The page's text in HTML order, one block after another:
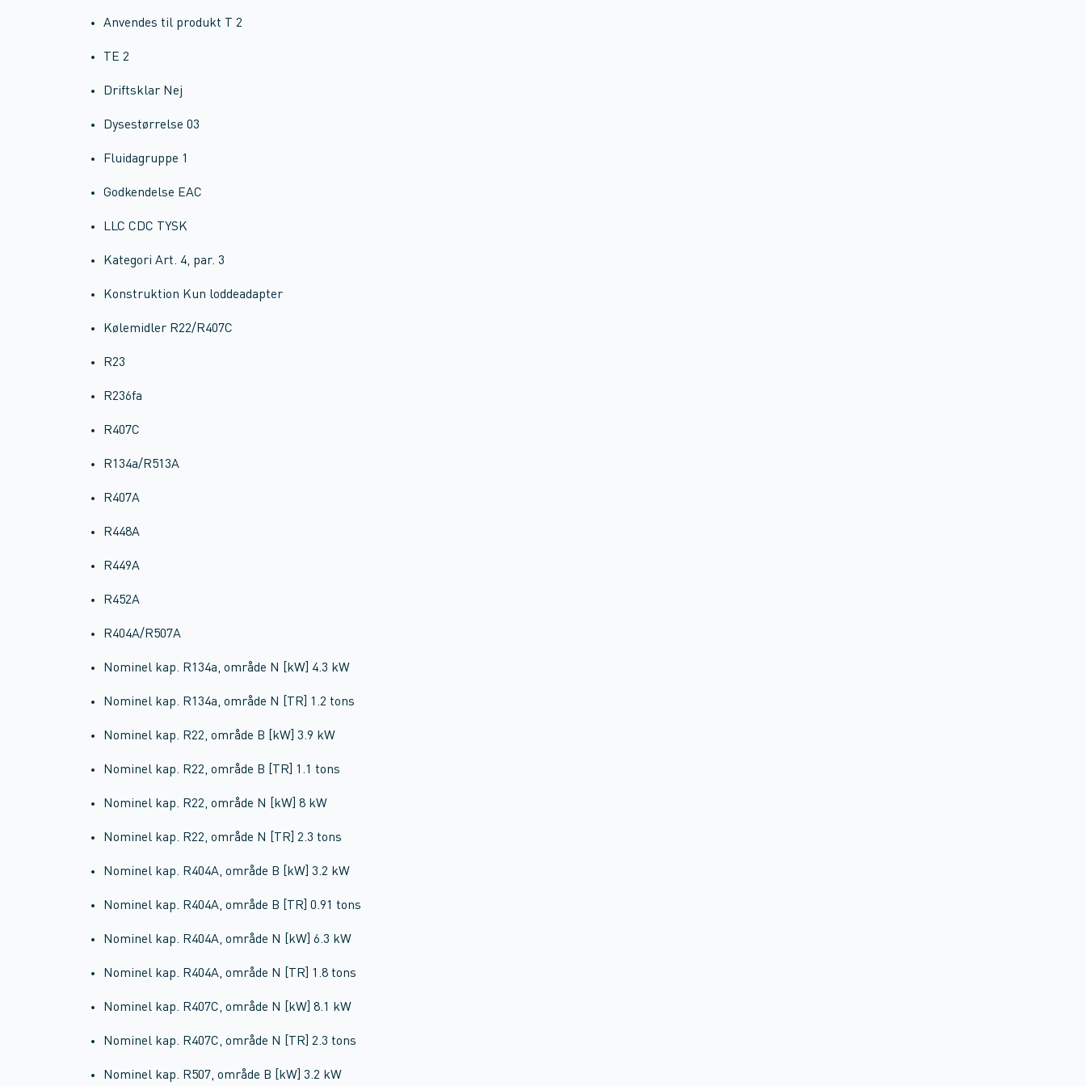
Anvendes til produkt T 2
TE 2
Driftsklar Nej
Dysestørrelse 03
Fluidagruppe 1
Godkendelse EAC
LLC CDC TYSK
Kategori Art. 4, par. 3
Konstruktion Kun loddeadapter
Kølemidler R22/R407C
R23
R236fa
R407C
R134a/R513A
R407A
R448A
R449A
R452A
R404A/R507A
Nominel kap. R134a, område N [kW] 4.3 kW
Nominel kap. R134a, område N [TR] 1.2 tons
Nominel kap. R22, område B [kW] 3.9 kW
Nominel kap. R22, område B [TR] 1.1 tons
Nominel kap. R22, område N [kW] 8 kW
Nominel kap. R22, område N [TR] 2.3 tons
Nominel kap. R404A, område B [kW] 3.2 kW
Nominel kap. R404A, område B [TR] 0.91 tons
Nominel kap. R404A, område N [kW] 6.3 kW
Nominel kap. R404A, område N [TR] 1.8 tons
Nominel kap. R407C, område N [kW] 8.1 kW
Nominel kap. R407C, område N [TR] 2.3 tons
Nominel kap. R507, område B [kW] 3.2 kW